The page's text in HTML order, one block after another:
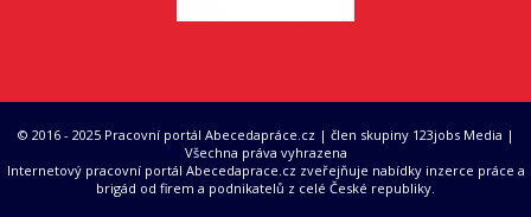
© 2016 - 2025 Pracovní portál Abecedapráce.cz | člen skupiny 123jobs Media |
Všechna práva vyhrazena
Internetový pracovní portál Abecedaprace.cz zveřejňuje nabídky inzerce práce a
brigád od firem a podnikatelů z celé České republiky.